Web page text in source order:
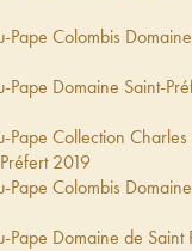
Pape Colombis
Pape Domaine Saint-
Pape Collection
2019
Pape Colombis
Pape Domaine de Saint